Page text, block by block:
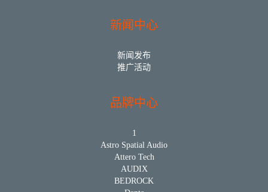
新闻中心
新闻发布
推广活动
品牌中心
1
Astro Spatial Audio
Attero Tech
AUDIX
BEDROCK